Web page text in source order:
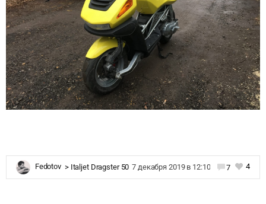
Fedotov > Italjet Dragster 50 7 декабря 2019 в 12:10 7 4